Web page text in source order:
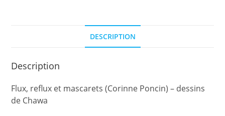
DESCRIPTION
Description
Flux, reflux et mascarets (Corinne Poncin) – dessins
de Chawa